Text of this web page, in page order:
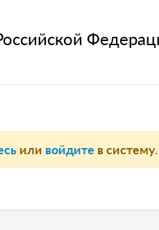
или войдите в систему.